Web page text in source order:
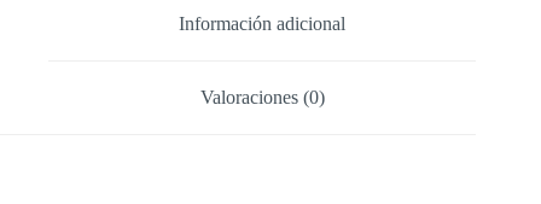
Información adicional
Valoraciones (0)